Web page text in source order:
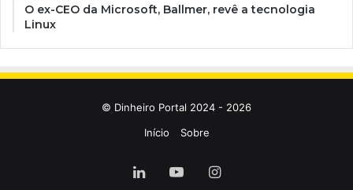
O ex-CEO da Microsoft, Ballmer, revê a tecnologia
Linux
© Dinheiro Portal 2024 - 2026
Início
Sobre
LinkedinYouTubeInstagram